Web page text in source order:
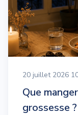
20 juillet 2026
Que
grossesse